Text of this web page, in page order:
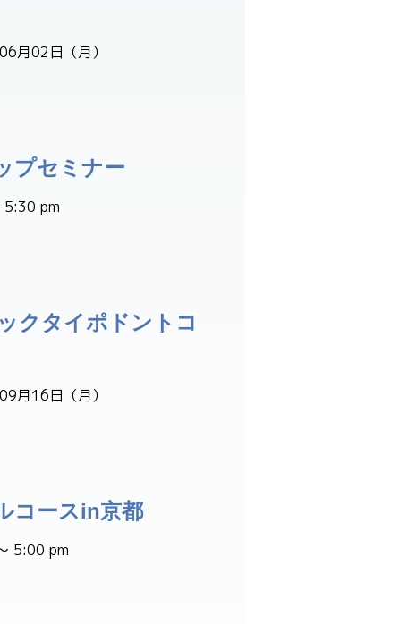
月02日（月）
プセミナー
5:30 pm
クタイポドントコ
月16日（月）
コースin京都
5:00 pm